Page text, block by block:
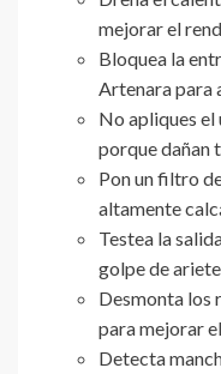
mejorar el
Bloquea la
Artenara para
No apliques el
porque dañan
Pon un filtro
altamente
Testea la
golpe de ariete.
Desmonta los
para mejorar
Detecta